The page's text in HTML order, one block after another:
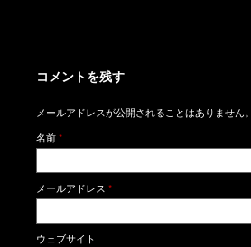
コメントを残す
メールアドレスが公開されることはありません。
名前*
メールアドレス *
ウェブサイト